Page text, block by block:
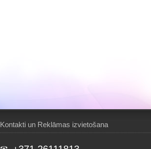
Kontakti un Reklāmas izvietošana